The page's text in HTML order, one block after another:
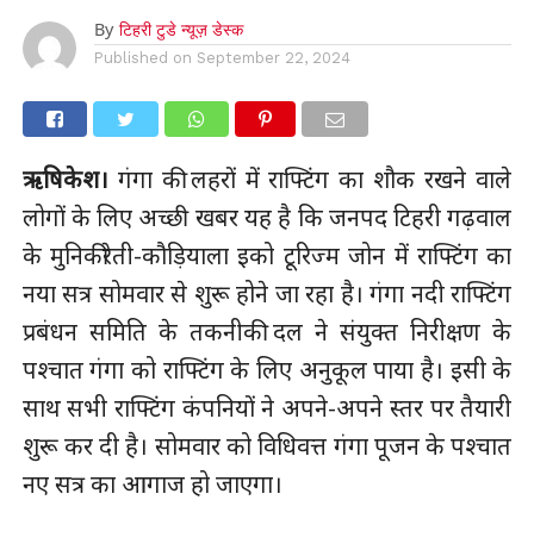
By टिहरी टुडे न्यूज़ डेस्क
Published on September 22, 2024
ऋषिकेश। गंगा की लहरों में राफ्टिंग का शौक रखने वाले
लोगों के लिए अच्छी खबर यह है कि जनपद टिहरी गढ़वाल
के मुनिकीरेती-कौड़ियाला इको टूरिज्म जोन में राफ्टिंग का
नया सत्र सोमवार से शुरू होने जा रहा है। गंगा नदी राफ्टिंग
प्रबंधन समिति के तकनीकी दल ने संयुक्त निरीक्षण के
पश्चात गंगा को राफ्टिंग के लिए अनुकूल पाया है। इसी के
साथ सभी राफ्टिंग कंपनियों ने अपने-अपने स्तर पर तैयारी
शुरू कर दी है। सोमवार को विधिवत्त गंगा पूजन के पश्चात
नए सत्र का आगाज हो जाएगा।